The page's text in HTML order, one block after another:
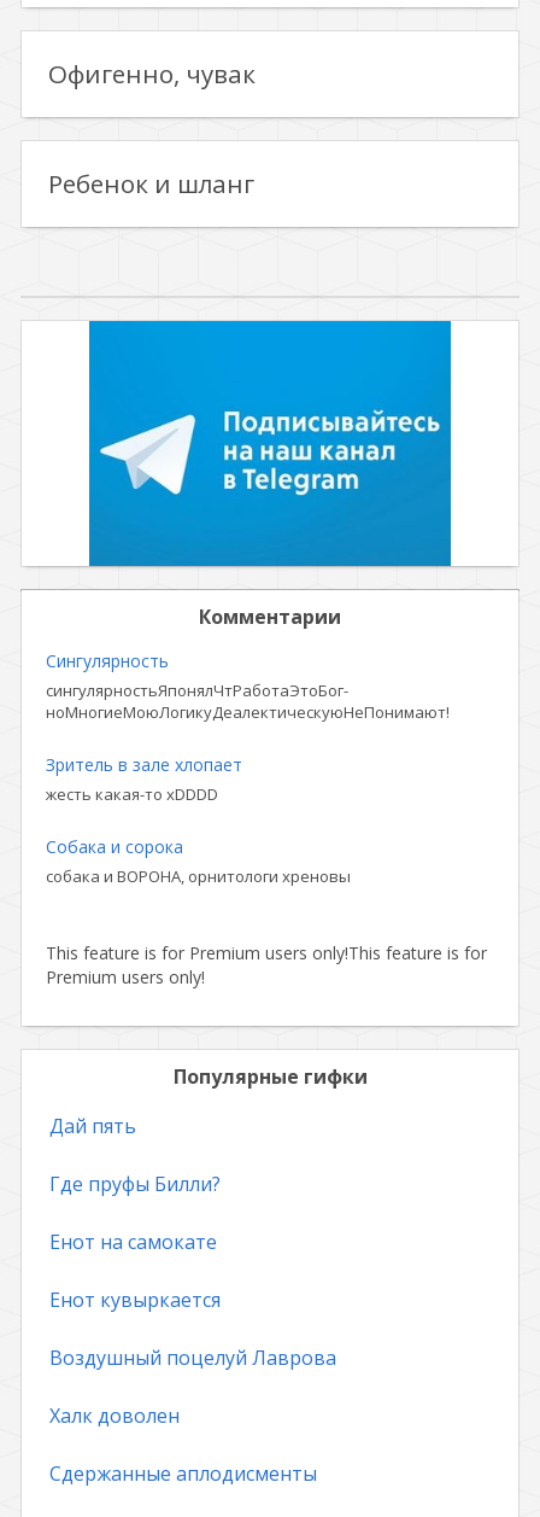
Офигенно, чувак
Ребенок и шланг
Комментарии
Сингулярность
сингулярностьЯпонялЧтРаботаЭтоБог-
ноМногиеМоюЛогикуДеалектическуюНеПонимают!
Зритель в зале хлопает
жесть какая-то xDDDD
Собака и сорока
собака и ВОРОНА, орнитологи хреновы
This feature is for Premium users only!This feature is for
Premium users only!
Популярные гифки
Дай пять
Где пруфы Билли?
Енот на самокате
Енот кувыркается
Воздушный поцелуй Лаврова
Халк доволен
Сдержанные аплодисменты